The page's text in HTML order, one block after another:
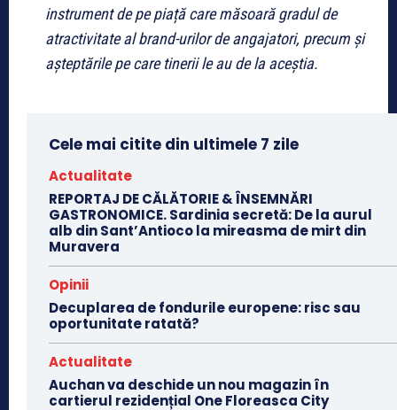
instrument de pe piață care măsoară gradul de
atractivitate al brand-urilor de angajatori, precum și
așteptările pe care tinerii le au de la aceștia.
Cele mai citite din ultimele 7 zile
Actualitate
REPORTAJ DE CĂLĂTORIE & ÎNSEMNĂRI
GASTRONOMICE. Sardinia secretă: De la aurul
alb din Sant’Antioco la mireasma de mirt din
Muravera
Opinii
Decuplarea de fondurile europene: risc sau
oportunitate ratată?
Actualitate
Auchan va deschide un nou magazin în
cartierul rezidențial One Floreasca City